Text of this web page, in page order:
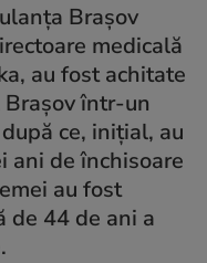
Braşov
medicală
au fost achitate
într-un
ce, iniţial, au
ani de închisoare
au fost
de 44 de ani a